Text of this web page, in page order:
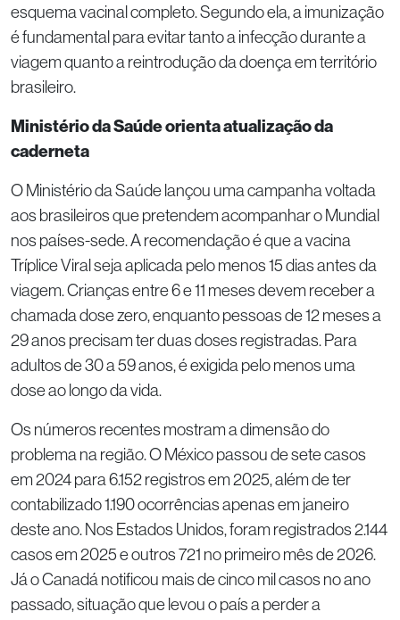
esquema vacinal completo. Segundo ela, a imunização
é fundamental para evitar tanto a infecção durante a
viagem quanto a reintrodução da doença em território
brasileiro.
Ministério da Saúde orienta atualização da
caderneta
O Ministério da Saúde lançou uma campanha voltada
aos brasileiros que pretendem acompanhar o Mundial
nos países-sede. A recomendação é que a vacina
Tríplice Viral seja aplicada pelo menos 15 dias antes da
viagem. Crianças entre 6 e 11 meses devem receber a
chamada dose zero, enquanto pessoas de 12 meses a
29 anos precisam ter duas doses registradas. Para
adultos de 30 a 59 anos, é exigida pelo menos uma
dose ao longo da vida.
Os números recentes mostram a dimensão do
problema na região. O México passou de sete casos
em 2024 para 6.152 registros em 2025, além de ter
contabilizado 1.190 ocorrências apenas em janeiro
deste ano. Nos Estados Unidos, foram registrados 2.144
casos em 2025 e outros 721 no primeiro mês de 2026.
Já o Canadá notificou mais de cinco mil casos no ano
passado, situação que levou o país a perder a